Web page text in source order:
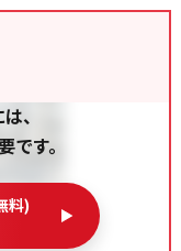
、
です。
料)